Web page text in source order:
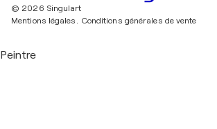
© 2026 Singulart
Mentions légales. Conditions générales de vente
Peintre